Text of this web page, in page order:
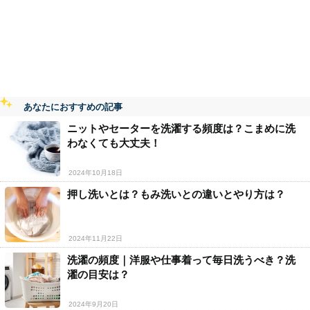
あなたにおすすめの記事
ニットやセーターを洗濯する頻度は？こまめに洗
わなくても大丈夫！
2024年10月18日
押し洗いとは？もみ洗いとの違いとやり方は？
2024年11月22日
洗濯の頻度｜洋服や仕事着って毎日洗うべき？洗
濯の目安は？
2024年9月20日